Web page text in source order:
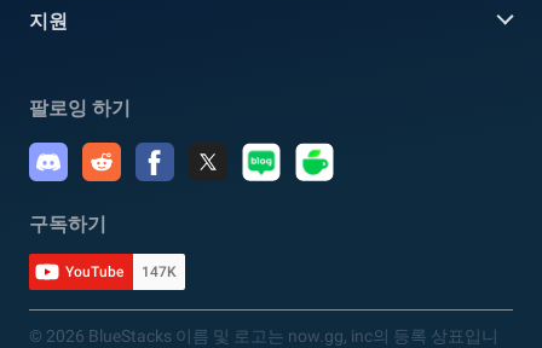
지원
팔로잉 하기
구독하기
YouTube 147K
© 2026 BlueStacks 이름 및 로고는 now.gg, inc의 등록 상표입니